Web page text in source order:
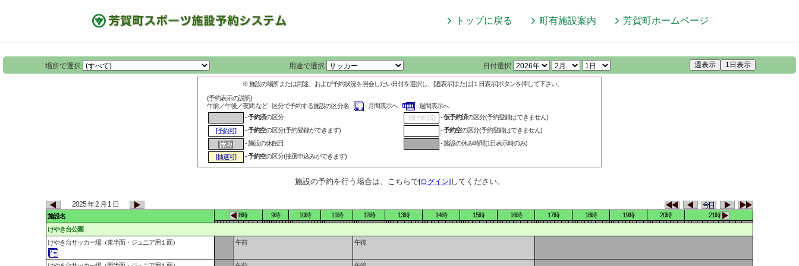
トップに戻る 町有施設案内 芳賀町ホームページ
場所で選択 用途で選択 日付選択 週表示 1日表示
※ 施設の場所または用途、および予約状況を照会したい日付を選択し、[週表示]または[１日表示]ボタンを押して下さい。
(予約表示の説明)
午前／午後／夜間 など - 区分で予約する施設の区分名
- 月間表示へ
- 週間表示へ
-予約済の区分 [仮予約済] -仮予約済の区分(予約登録はできません)
[予約可]
-予約空の区分(予約登録ができます) -予約空の区分(予約登録はできません)
- 施設の休館日
- 施設の休み時間(1日表示時のみ)
[抽選可]
-予約空の区分(抽選申込みができます)
施設の予約を行う場合は、こちらで[ログイン]してください。
2025 年 2 月 1 日
施設名 8時 9時 10時 11時 12時 13時 14時 15時 16時 17時 18時 19時 20時
21時
けやき台公園
けやき台サッカー場（東半面・ジュニア用１面）
午前 午後